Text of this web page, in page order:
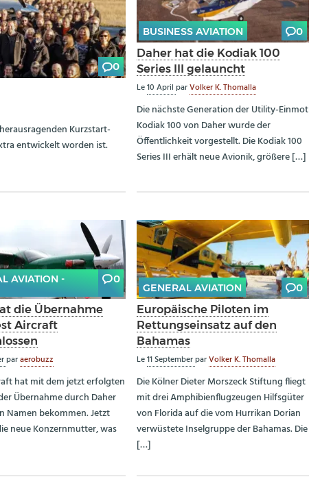
0
Kurzstart-
entwickelt worden ist.
BUSINESS AVIATION 0
Daher hat die Kodiak 100
Series III gelauncht
Le10 AprilparVolker K. Thomalla
Die nächste Generation der Utility-Einmot
Kodiak 100 von Daher wurde der
Öffentlichkeit vorgestellt. Die Kodiak 100
Series III erhält neue Avionik, größere […]
AVIATION - 0
die Übernahme
Aircraft
paraerobuzz
hat mit dem jetzt erfolgten
Übernahme durch Daher
Namen bekommen. Jetzt
neue Konzernmutter, was
GENERAL AVIATION 0
Europäische Piloten im
Rettungseinsatz auf den
Bahamas
Le11 SeptemberparVolker K. Thomalla
Die Kölner Dieter Morszeck Stiftung fliegt
mit drei Amphibienflugzeugen Hilfsgüter
von Florida auf die vom Hurrikan Dorian
verwüstete Inselgruppe der Bahamas. Die
[…]